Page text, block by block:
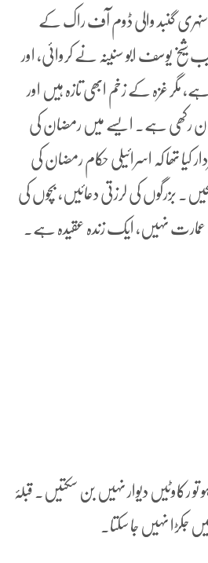
سنہری گنبد والی ڈوم آف راک کے
شیخ یوسف ابو سنینہ نے کروائی، اور
ہے، مگر غزہ کے زخم ابھی تازہ ہیں اور
تان رکھی ہے۔ ایسے میں رمضان کی
تھا کہ اسرائیلی حکام رمضان کی
بزرگوں کی لرزتی دعائیں، بچوں کی
عمارت نہیں، ایک زندہ عقیدہ ہے۔
رکاوٹیں دیوار نہیں بن سکتیں۔ قبلۂ
جکڑا نہیں جا سکتا۔